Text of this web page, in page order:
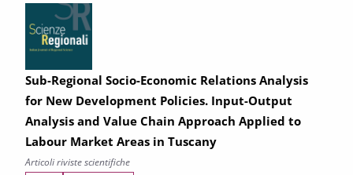
Sub-Regional Socio-Economic Relations Analysis
for New Development Policies. Input-Output
Analysis and Value Chain Approach Applied to
Labour Market Areas in Tuscany
Articoli riviste scientifiche